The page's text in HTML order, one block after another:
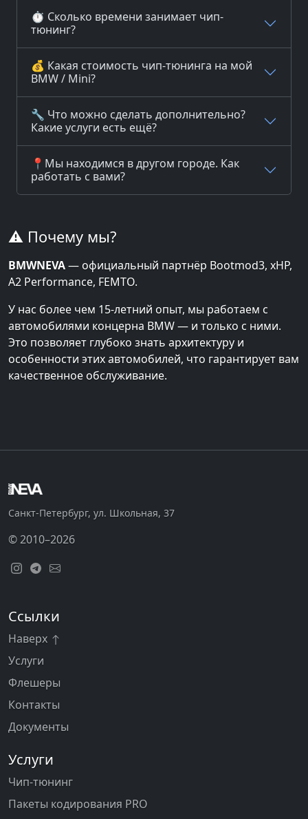
⏱️ Сколько времени занимает чип-
тюнинг?
💰 Какая стоимость чип-тюнинга на мой
BMW / Mini?
🔧 Что можно сделать дополнительно?
Какие услуги есть ещё?
📍Мы находимся в другом городе. Как
работать с вами?
⚠️ Почему мы?
BMWNEVA— официальный партнёр Bootmod3, xHP,
A2 Performance, FEMTO.
У нас более чем 15-летний опыт, мы работаем с
автомобилями концерна BMW — и только с ними.
Это позволяет глубоко знать архитектуру и
особенности этих автомобилей, что гарантирует вам
качественное обслуживание.
Санкт-Петербург, ул. Школьная, 37
© 2010–2026
Ссылки
Наверх
Услуги
Флешеры
Контакты
Документы
Услуги
Чип-тюнинг
Пакеты кодирования PRO